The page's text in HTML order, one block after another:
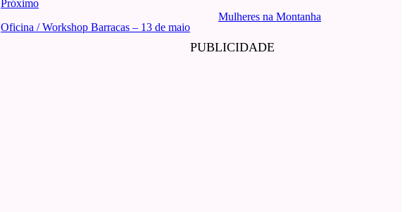
Mulheres na Montanha
PUBLICIDADE
Próximo
Oficina / Workshop Barracas – 13 de maio